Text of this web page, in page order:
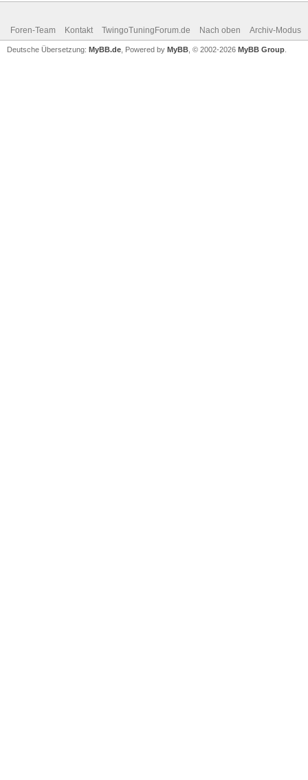
Foren-Team Kontakt TwingoTuningForum.de Nach oben Archiv-Modus
Deutsche Übersetzung: MyBB.de , Powered by MyBB , © 2002-2026 MyBB Group